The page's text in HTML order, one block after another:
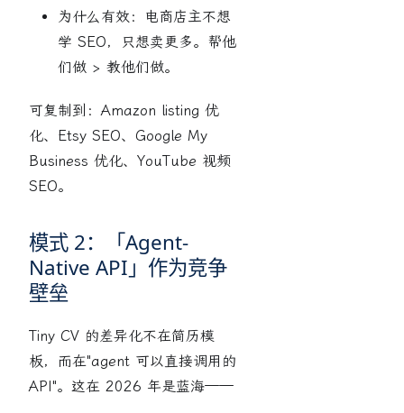
为什么有效：电商店主不想
学 SEO，只想卖更多。帮他
们做 > 教他们做。
可复制到：Amazon listing 优
化、Etsy SEO、Google My
Business 优化、YouTube 视频
SEO。
模式 2：「Agent-
Native API」作为竞争
壁垒
Tiny CV 的差异化不在简历模
板，而在"agent 可以直接调用的
API"。这在 2026 年是蓝海——